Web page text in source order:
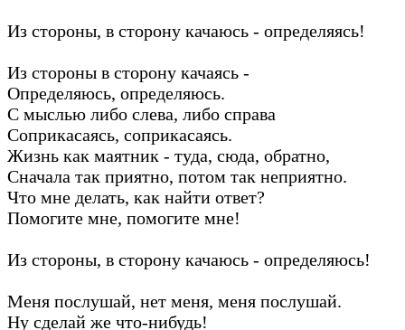
Из стороны, в сторону качаюсь - определяясь!
Из стороны в сторону качаясь -
Определяюсь, определяюсь.
С мыслью либо слева, либо справа
Соприкасаясь, соприкасаясь.
Жизнь как маятник - туда, сюда, обратно,
Сначала так приятно, потом так неприятно.
Что мне делать, как найти ответ?
Помогите мне, помогите мне!
Из стороны, в сторону качаюсь - определяюсь!
Меня послушай, нет меня, меня послушай.
Ну сделай же что-нибудь!